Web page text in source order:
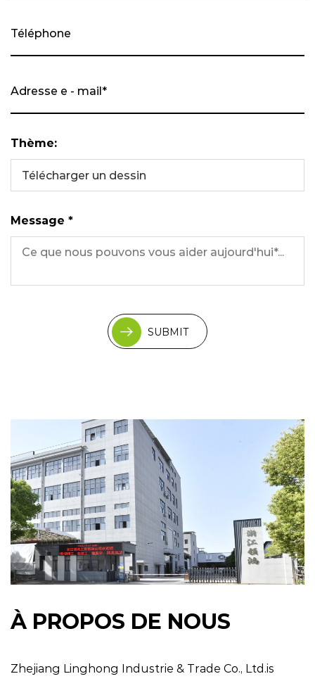
Thème:
Télécharger un dessin
Message *
SUBMIT
À PROPOS DE NOUS
Zhejiang Linghong Industrie & Trade Co., Ltd.is